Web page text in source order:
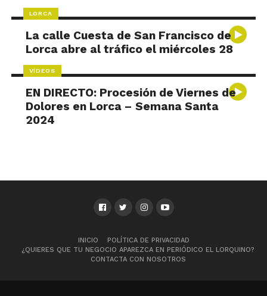
LORCA
La calle Cuesta de San Francisco de
Lorca abre al tráfico el miércoles 28
VÍDEOS
EN DIRECTO: Procesión de Viernes de
Dolores en Lorca – Semana Santa
2024
INICIO
POLÍTICA DE PRIVACIDAD
¿QUIERES QUE TU NEGOCIO APAREZCA EN PERIÓDICO EL LORQUINO?
CONTACTA CON NOSOTROS